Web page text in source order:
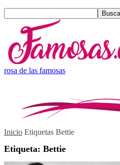
rosa de las famosas
Inicio Etiquetas Bettie
Etiqueta: Bettie